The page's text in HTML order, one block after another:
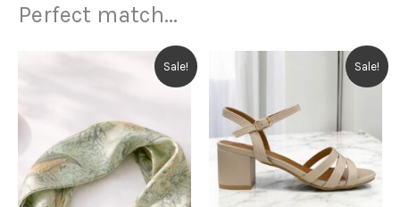
Perfect match...
Sale! Sale!